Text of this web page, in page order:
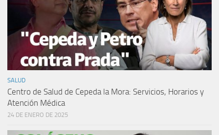
SALUD
Centro de Salud de Cepeda la Mora: Servicios, Horarios y
Atención Médica
24 DE ENERO DE 2025